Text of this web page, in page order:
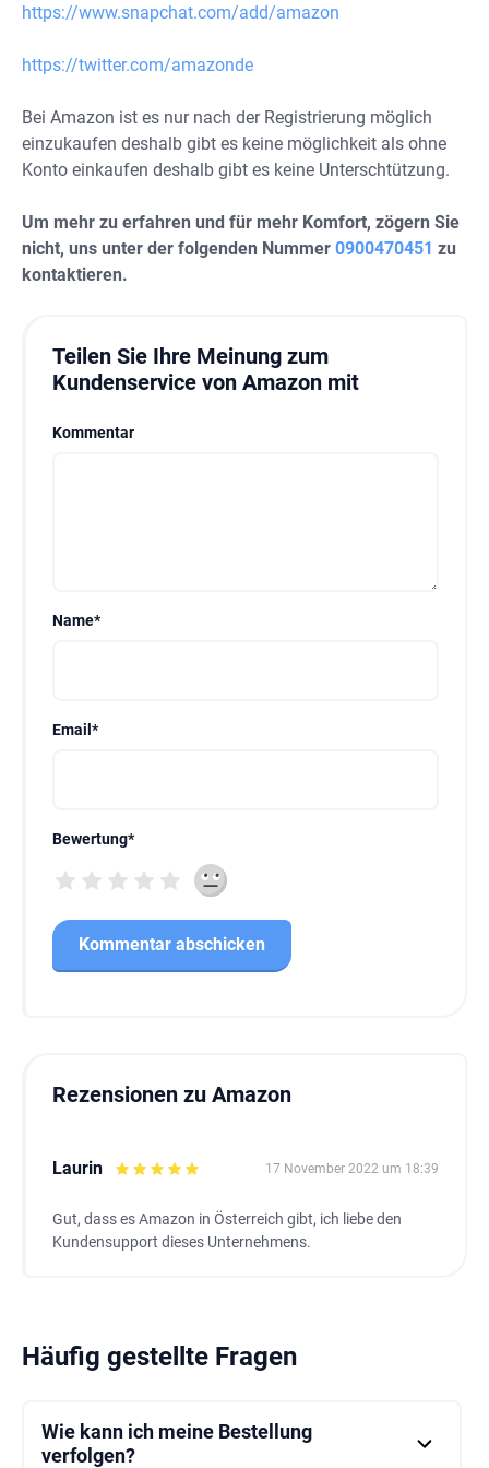
https://www.snapchat.com/add/amazon
https://twitter.com/amazonde
Bei Amazon ist es nur nach der Registrierung möglich
einzukaufen deshalb gibt es keine möglichkeit als ohne
Konto einkaufen deshalb gibt es keine Unterschtützung.
Um mehr zu erfahren und für mehr Komfort, zögern Sie
nicht, uns unter der folgenden Nummer 0900470451 zu
kontaktieren.
Teilen Sie Ihre Meinung zum
Kundenservice von Amazon mit
Kommentar
Name*
Email *
Bewertung*
Rezensionen zu Amazon
Laurin 17 November 2022 um 18:39
Gut, dass es Amazon in Österreich gibt, ich liebe den
Kundensupport dieses Unternehmens.
Häufig gestellte Fragen
Wie kann ich meine Bestellung
verfolgen?